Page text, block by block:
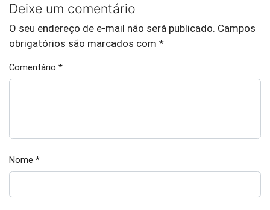
Deixe um comentário
O seu endereço de e-mail não será publicado. Campos
obrigatórios são marcados com *
Comentário *
Nome *